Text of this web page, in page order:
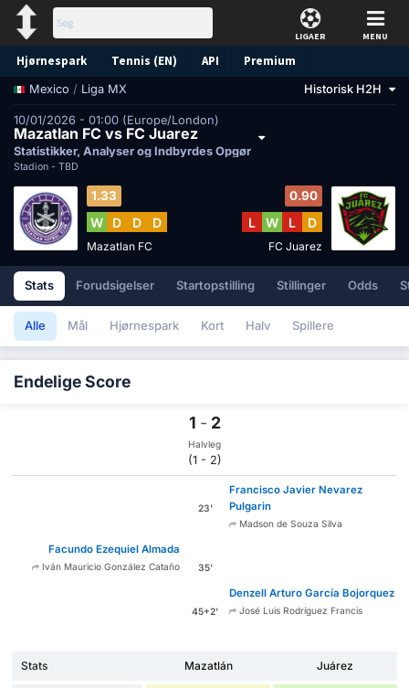
LIGAER MENU
Hjørnespark Tennis (EN) API Premium
Forudsigelse
Mexico / Liga MX Historisk H2H
10/01/2026 - 01:00 (Europe/London)
Mazatlan FC vs FC Juarez
Statistikker, Analyser og Indbyrdes Opgør
Stadion - TBD
1.33
W D D D
Mazatlan FC
0.90
L W L D
FC Juarez
Stats Forudsigelser Startopstilling Stillinger Odds
Alle Mål Hjørnespark Kort Halv Spillere
Endelige Score
1 - 2
Halvleg
(1 - 2)
23'
Francisco Javier Nevarez
Pulgarin
Madson de Souza Silva
Facundo Ezequiel Almada
Iván Mauricio González Cataño 35'
45+2'
Denzell Arturo García Bojorquez
José Luis Rodríguez Francis
Stats Mazatlán Juárez